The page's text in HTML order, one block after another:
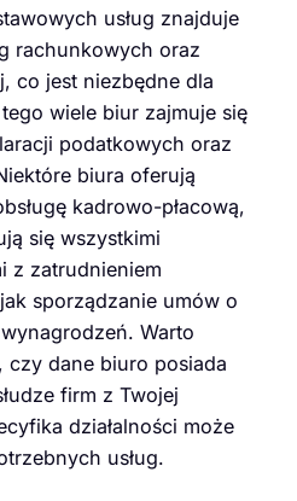
usług znajduje
rachunkowych oraz
co jest niezbędne dla
wiele biur zajmuje się
podatkowych oraz
biura oferują
kadrowo-płacową,
się wszystkimi
z zatrudnieniem
sporządzanie umów o
Warto
dane biuro posiada
firm z Twojej
działalności może
usług.